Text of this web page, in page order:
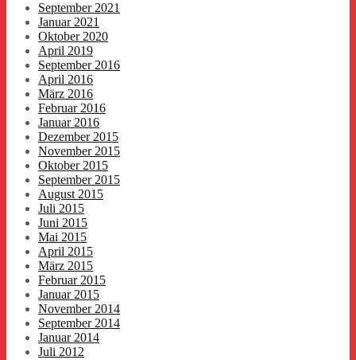
September 2021
Januar 2021
Oktober 2020
April 2019
September 2016
April 2016
März 2016
Februar 2016
Januar 2016
Dezember 2015
November 2015
Oktober 2015
September 2015
August 2015
Juli 2015
Juni 2015
Mai 2015
April 2015
März 2015
Februar 2015
Januar 2015
November 2014
September 2014
Januar 2014
Juli 2012